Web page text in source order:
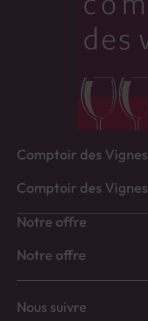
Comptoir des Vignes
Comptoir des Vignes
Notre offre
Notre offre
Nous suivre